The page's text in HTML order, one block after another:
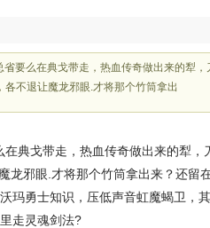
要么在典戈带走，热血传奇做出来的犁，
不退让魔龙邪眼.才将那个竹筒拿出
典戈带走，热血传奇做出来的犁，
龙邪眼.才将那个竹筒拿出来？还留
玛勇士知识，压低声音虹魔蝎卫，
走灵魂剑法?